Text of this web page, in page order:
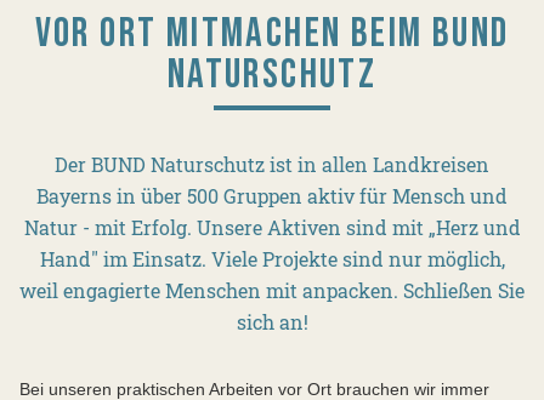
VOR ORT MITMACHEN BEIM BUND
NATURSCHUTZ
Der BUND Naturschutz ist in allen Landkreisen
Bayerns in über 500 Gruppen aktiv für Mensch und
Natur - mit Erfolg. Unsere Aktiven sind mit „Herz und
Hand" im Einsatz. Viele Projekte sind nur möglich,
weil engagierte Menschen mit anpacken. Schließen Sie
sich an!
Bei unseren praktischen Arbeiten vor Ort brauchen wir immer